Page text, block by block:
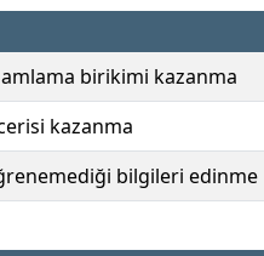
birikimi kazanma
kazanma
bilgileri edinme